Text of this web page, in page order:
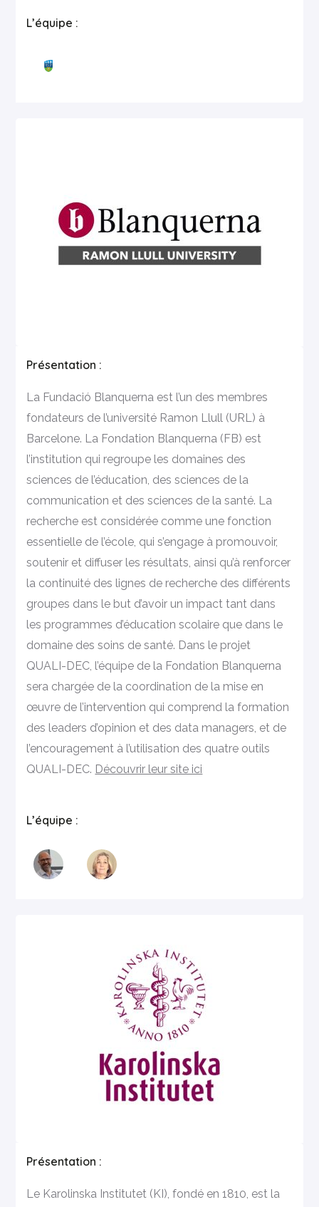
L’équipe :
Présentation :
La Fundació Blanquerna est l’un des membres
fondateurs de l’université Ramon Llull (URL) à
Barcelone. La Fondation Blanquerna (FB) est
l’institution qui regroupe les domaines des
sciences de l’éducation, des sciences de la
communication et des sciences de la santé. La
recherche est considérée comme une fonction
essentielle de l’école, qui s’engage à promouvoir,
soutenir et diffuser les résultats, ainsi qu’à renforcer
la continuité des lignes de recherche des différents
groupes dans le but d’avoir un impact tant dans
les programmes d’éducation scolaire que dans le
domaine des soins de santé. Dans le projet
QUALI-DEC, l’équipe de la Fondation Blanquerna
sera chargée de la coordination de la mise en
œuvre de l’intervention qui comprend la formation
des leaders d’opinion et des data managers, et de
l’encouragement à l’utilisation des quatre outils
QUALI-DEC. Découvrir leur site ici
L’équipe :
Présentation :
Le Karolinska Institutet (KI), fondé en 1810, est la